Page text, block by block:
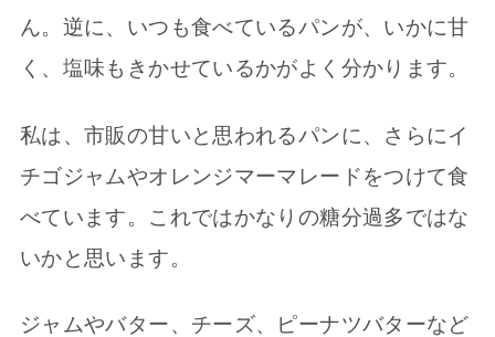
ん。逆に、いつも食べているパンが、いかに甘
く、塩味もきかせているかがよく分かります。
私は、市販の甘いと思われるパンに、さらにイ
チゴジャムやオレンジマーマレードをつけて食
べています。これではかなりの糖分過多ではな
いかと思います。
ジャムやバター、チーズ、ピーナツバターなど